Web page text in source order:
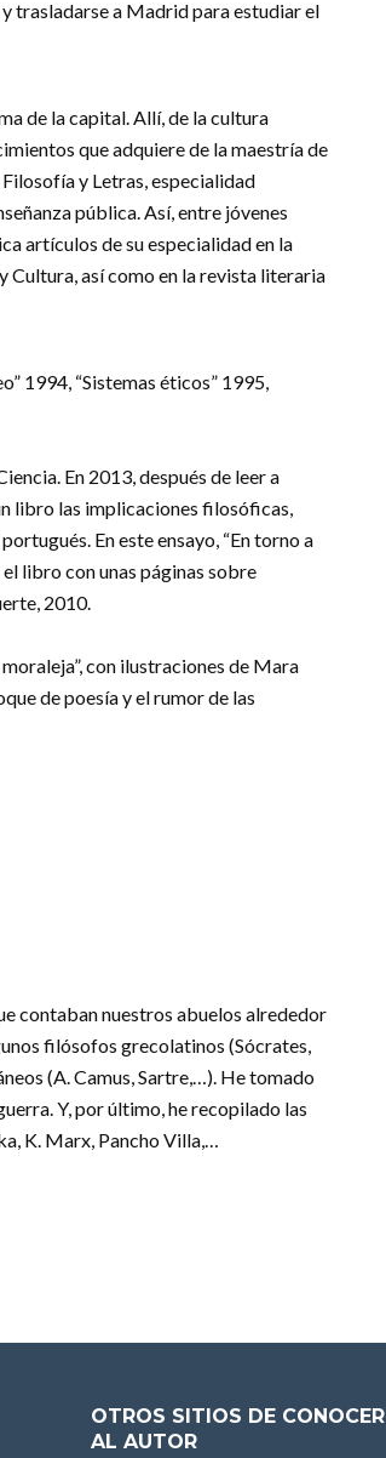
trasladarse a Madrid para estudiar el
de la capital. Allí, de la cultura
que adquiere de la maestría de
y Letras, especialidad
pública. Así, entre jóvenes
artículos de su especialidad en la
Cultura, así como en la revista literaria
1994, “Sistemas éticos” 1995,
En 2013, después de leer a
libro las implicaciones filosóficas,
En este ensayo, “En torno a
libro con unas páginas sobre
2010.
con ilustraciones de Mara
de poesía y el rumor de las
contaban nuestros abuelos alrededor
filósofos grecolatinos (Sócrates,
(A. Camus, Sartre,…). He tomado
Y, por último, he recopilado las
K. Marx, Pancho Villa,…
OTROS SITIOS DE CONOCER
AL AUTOR